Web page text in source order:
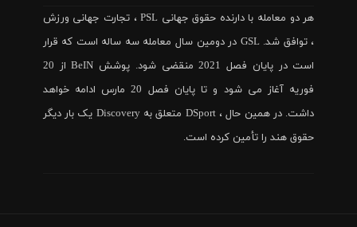
هر دو معامله با دارنده حقوق جهانی PSL ، تجارت جهانی ورزش
، توافق شد. GSL در دومین سال معامله سه ساله است که قرار
است در پایان فصل 2021 منقضی شود. پوشش BeIN از 20
فوریه آغاز می شود و تا پایان فصل 20 مارس ادامه خواهد
داشت. در همین حال ، DSport متعلق به Discovery یک بار دیگر
حقوق هند را تأمین کرده است.